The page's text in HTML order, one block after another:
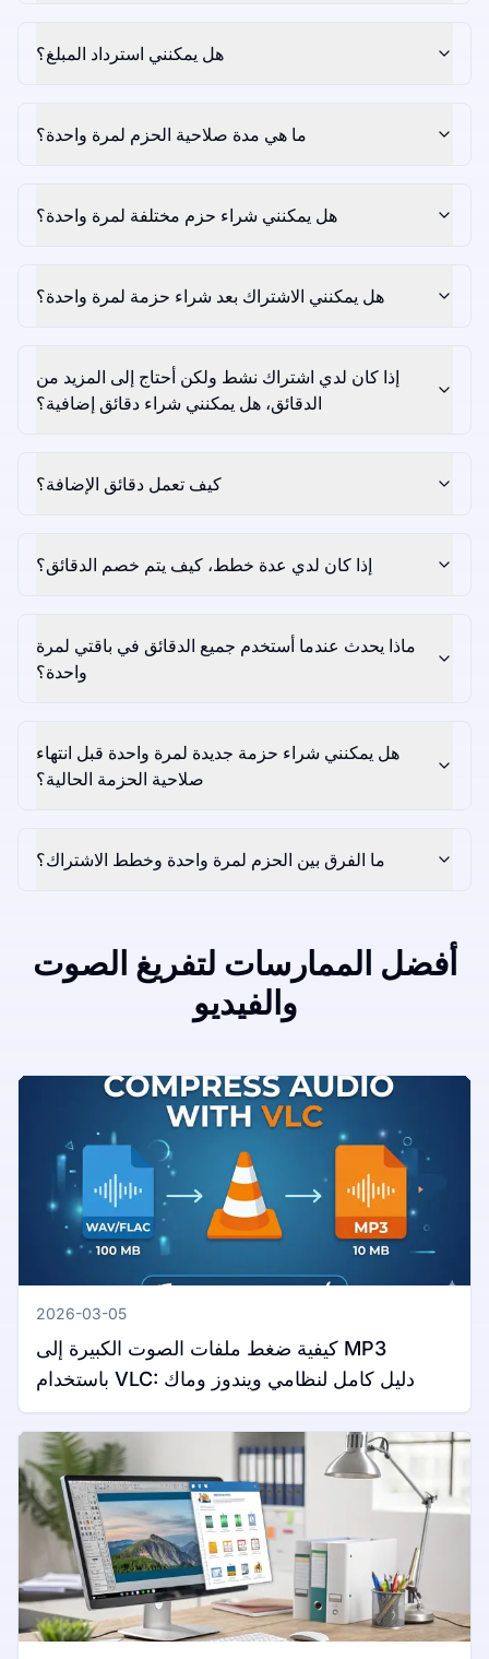
هل يمكنني استرداد المبلغ؟
ما هي مدة صلاحية الحزم لمرة واحدة؟
هل يمكنني شراء حزم مختلفة لمرة واحدة؟
هل يمكنني الاشتراك بعد شراء حزمة لمرة واحدة؟
إذا كان لدي اشتراك نشط ولكن أحتاج إلى المزيد من
الدقائق، هل يمكنني شراء دقائق إضافية؟
كيف تعمل دقائق الإضافة؟
إذا كان لدي عدة خطط، كيف يتم خصم الدقائق؟
ماذا يحدث عندما أستخدم جميع الدقائق في باقتي لمرة
واحدة؟
هل يمكنني شراء حزمة جديدة لمرة واحدة قبل انتهاء
صلاحية الحزمة الحالية؟
ما الفرق بين الحزم لمرة واحدة وخطط الاشتراك؟
أفضل الممارسات لتفريغ الصوت
والفيديو
2026-03-05
كيفية ضغط ملفات الصوت الكبيرة إلى MP3
باستخدام VLC: دليل كامل لنظامي ويندوز وماك